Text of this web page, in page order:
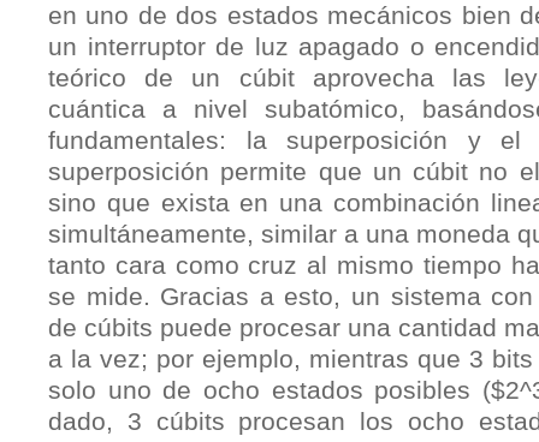
en uno de dos estados mecánicos bien
un interruptor de luz apagado o
teórico de un cúbit aprovecha las
cuántica a nivel subatómico,
fundamentales: la superposición y el
superposición permite que un cúbit no
sino que exista en una combinación
simultáneamente, similar a una moneda
tanto cara como cruz al mismo tiempo
se mide. Gracias a esto, un sistema
de cúbits puede procesar una cantidad
a la vez; por ejemplo, mientras que 3
solo uno de ocho estados posibles
dado, 3 cúbits procesan los ocho